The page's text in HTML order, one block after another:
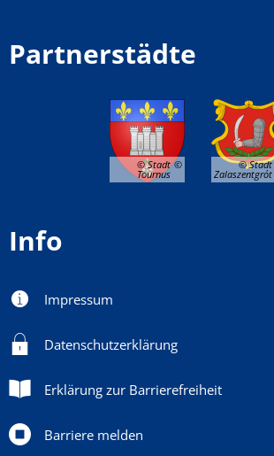
Partnerstädte
© Stadt
Tournus
© Stadt
Zalaszentgrót
Info
Impressum
Datenschutzerklärung
Erklärung zur Barrierefreiheit
Barriere melden